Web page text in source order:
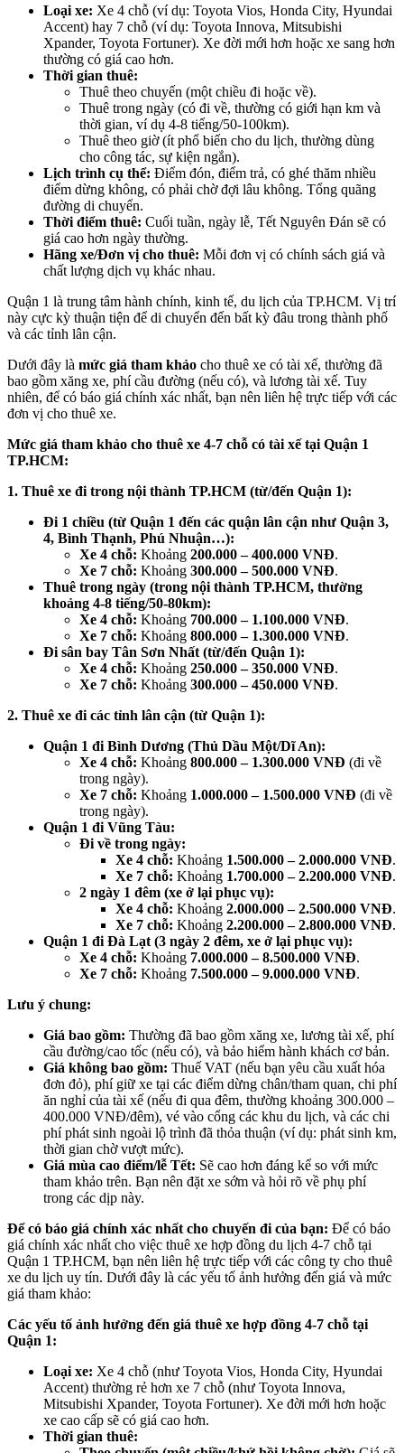
Loại xe: Xe 4 chỗ (ví dụ: Toyota Vios, Honda City, Hyundai
Accent) hay 7 chỗ (ví dụ: Toyota Innova, Mitsubishi
Xpander, Toyota Fortuner). Xe đời mới hơn hoặc xe sang hơn
thường có giá cao hơn.
Thời gian thuê:
Thuê theo chuyến (một chiều đi hoặc về).
Thuê trong ngày (có đi về, thường có giới hạn km và
thời gian, ví dụ 4-8 tiếng/50-100km).
Thuê theo giờ (ít phổ biến cho du lịch, thường dùng
cho công tác, sự kiện ngắn).
Lịch trình cụ thể: Điểm đón, điểm trả, có ghé thăm nhiều
điểm dừng không, có phải chờ đợi lâu không. Tổng quãng
đường di chuyển.
Thời điểm thuê: Cuối tuần, ngày lễ, Tết Nguyên Đán sẽ có
giá cao hơn ngày thường.
Hãng xe/Đơn vị cho thuê: Mỗi đơn vị có chính sách giá và
chất lượng dịch vụ khác nhau.
Quận 1 là trung tâm hành chính, kinh tế, du lịch của TP.HCM. Vị trí
này cực kỳ thuận tiện để di chuyển đến bất kỳ đâu trong thành phố
và các tỉnh lân cận.
Dưới đây là mức giá tham khảo cho thuê xe có tài xế, thường đã
bao gồm xăng xe, phí cầu đường (nếu có), và lương tài xế. Tuy
nhiên, để có báo giá chính xác nhất, bạn nên liên hệ trực tiếp với các
đơn vị cho thuê xe.
Mức giá tham khảo cho thuê xe 4-7 chỗ có tài xế tại Quận 1
TP.HCM:
1. Thuê xe đi trong nội thành TP.HCM (từ/đến Quận 1):
Đi 1 chiều (từ Quận 1 đến các quận lân cận như Quận 3,
4, Bình Thạnh, Phú Nhuận…):
Xe 4 chỗ: Khoảng 200.000 – 400.000 VNĐ.
Xe 7 chỗ: Khoảng 300.000 – 500.000 VNĐ.
Thuê trong ngày (trong nội thành TP.HCM, thường
khoảng 4-8 tiếng/50-80km):
Xe 4 chỗ: Khoảng 700.000 – 1.100.000 VNĐ.
Xe 7 chỗ: Khoảng 800.000 – 1.300.000 VNĐ.
Đi sân bay Tân Sơn Nhất (từ/đến Quận 1):
Xe 4 chỗ: Khoảng 250.000 – 350.000 VNĐ.
Xe 7 chỗ: Khoảng 300.000 – 450.000 VNĐ.
2. Thuê xe đi các tỉnh lân cận (từ Quận 1):
Quận 1 đi Bình Dương (Thủ Dầu Một/Dĩ An):
Xe 4 chỗ: Khoảng 800.000 – 1.300.000 VNĐ (đi về
trong ngày).
Xe 7 chỗ: Khoảng 1.000.000 – 1.500.000 VNĐ (đi về
trong ngày).
Quận 1 đi Vũng Tàu:
Đi về trong ngày:
Xe 4 chỗ: Khoảng 1.500.000 – 2.000.000 VNĐ.
Xe 7 chỗ: Khoảng 1.700.000 – 2.200.000 VNĐ.
2 ngày 1 đêm (xe ở lại phục vụ):
Xe 4 chỗ: Khoảng 2.000.000 – 2.500.000 VNĐ.
Xe 7 chỗ: Khoảng 2.200.000 – 2.800.000 VNĐ.
Quận 1 đi Đà Lạt (3 ngày 2 đêm, xe ở lại phục vụ):
Xe 4 chỗ: Khoảng 7.000.000 – 8.500.000 VNĐ.
Xe 7 chỗ: Khoảng 7.500.000 – 9.000.000 VNĐ.
Lưu ý chung:
Giá bao gồm: Thường đã bao gồm xăng xe, lương tài xế, phí
cầu đường/cao tốc (nếu có), và bảo hiểm hành khách cơ bản.
Giá không bao gồm: Thuế VAT (nếu bạn yêu cầu xuất hóa
đơn đỏ), phí giữ xe tại các điểm dừng chân/tham quan, chi phí
ăn nghỉ của tài xế (nếu đi qua đêm, thường khoảng 300.000 –
400.000 VNĐ/đêm), vé vào cổng các khu du lịch, và các chi
phí phát sinh ngoài lộ trình đã thỏa thuận (ví dụ: phát sinh km,
thời gian chờ vượt mức).
Giá mùa cao điểm/lễ Tết: Sẽ cao hơn đáng kể so với mức
tham khảo trên. Bạn nên đặt xe sớm và hỏi rõ về phụ phí
trong các dịp này.
Để có báo giá chính xác nhất cho chuyến đi của bạn: Để có báo
giá chính xác nhất cho việc thuê xe hợp đồng du lịch 4-7 chỗ tại
Quận 1 TP.HCM, bạn nên liên hệ trực tiếp với các công ty cho thuê
xe du lịch uy tín. Dưới đây là các yếu tố ảnh hưởng đến giá và mức
giá tham khảo:
Các yếu tố ảnh hưởng đến giá thuê xe hợp đồng 4-7 chỗ tại
Quận 1:
Loại xe: Xe 4 chỗ (như Toyota Vios, Honda City, Hyundai
Accent) thường rẻ hơn xe 7 chỗ (như Toyota Innova,
Mitsubishi Xpander, Toyota Fortuner). Xe đời mới hơn hoặc
xe cao cấp sẽ có giá cao hơn.
Thời gian thuê: